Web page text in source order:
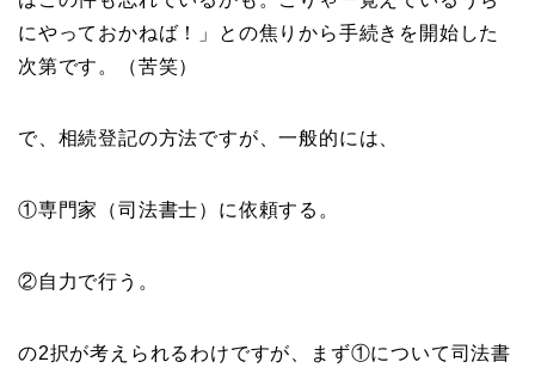
にやっておかねば！」との焦りから手続きを開始した
次第です。（苦笑）
で、相続登記の方法ですが、一般的には、
①専門家（司法書士）に依頼する。
②自力で行う。
の2択が考えられるわけですが、まず①について司法書